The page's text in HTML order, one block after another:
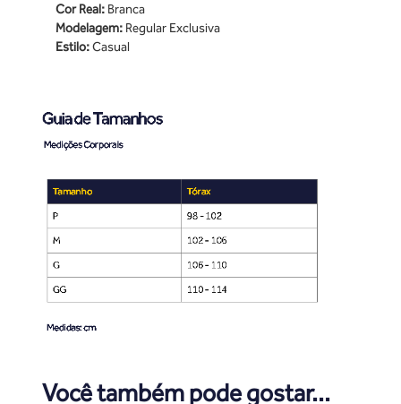
Cor Real: Branca
Modelagem: Regular Exclusiva
Estilo:Casual
Você também pode gostar...